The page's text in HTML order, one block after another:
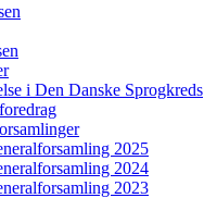
i Den Danske Sprogkreds
2025
2024
2023